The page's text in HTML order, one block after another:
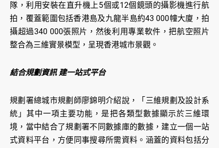
隊，利用安裝在直升機上5個或12個鏡頭的攝影機進行航
拍，覆蓋範圍包括香港島及九龍半島約43 000幢大廈，拍
攝超過340 000張照片，然後利用專業軟件，把航空照片
整合為三維實景模型，呈現香港城市景觀。
結合規劃資訊 建一站式平台
規劃署總城市規劃師廖錦明介紹說，「三維規劃及設計系
統」其中一項主要功能，是把各類型數據顯示於三維環
境，當中結合了規劃署不同數據庫的數據，建立一個一站
式資料平台，方便同事搜尋所需資料。涵蓋的資料包括分